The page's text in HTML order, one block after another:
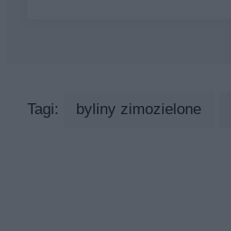
Tagi: byliny zimozielone